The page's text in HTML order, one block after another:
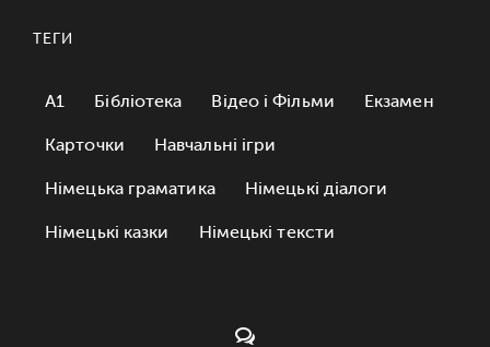
ТЕГИ
A1 Бібліотека Відео і Фільми Екзамен
Карточки Навчальні ігри
Німецька граматика Німецькі діалоги
Німецькі казки Німецькі тексти
Коментарі: